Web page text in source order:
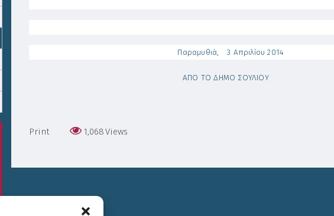
Παραμυθιά, 3 Απριλίου 2014
ΑΠΟ ΤΟ ΔΗΜΟ ΣΟΥΛΙΟΥ
Print 1,068Views